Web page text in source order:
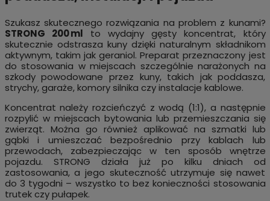
Szukasz skutecznego rozwiązania na problem z kunami?
STRONG 200 ml to wydajny gęsty koncentrat, który
skutecznie odstrasza kuny dzięki naturalnym składnikom
aktywnym, takim jak geraniol. Preparat przeznaczony jest
do stosowania w miejscach szczególnie narażonych na
szkody powodowane przez kuny, takich jak poddasza,
strychy, garaże, komory silnika czy instalacje kablowe.
Koncentrat należy rozcieńczyć z wodą (1:1), a następnie
rozpylić w miejscach bytowania lub przemieszczania się
zwierząt. Można go również aplikować na szmatki lub
gąbki i umieszczać bezpośrednio przy kablach lub
przewodach, zabezpieczając w ten sposób wnętrze
pojazdu. STRONG działa już po kilku dniach od
zastosowania, a jego skuteczność utrzymuje się nawet
do 3 tygodni – wszystko to bez konieczności stosowania
trutek czy pułapek.